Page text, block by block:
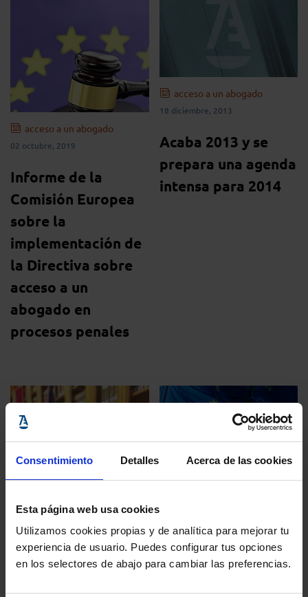
Consentimiento Detalles Acerca de las cookies
Esta página web usa cookies
Utilizamos cookies propias y de analítica para mejorar tu
experiencia de usuario. Puedes configurar tus opciones
en los selectores de abajo para cambiar las preferencias.
acceso a un abogado
02 octubre, 2019
Informe de la
Comisión Europea
sobre la
implementación de
la Directiva sobre
acceso a un
abogado en
procesos penales
acceso a un abogado
18 marzo, 2015
acceso a un abogado
18 diciembre, 2013
Acaba 2013 y se
prepara una agenda
intensa para 2014
Publicada la
Directiva sobre